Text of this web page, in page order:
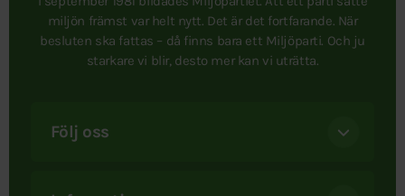
miljön främst var helt nytt. Det är det fortfarande. När
besluten ska fattas – då finns bara ett Miljöparti. Och ju
starkare vi blir, desto mer kan vi uträtta.
Följ oss